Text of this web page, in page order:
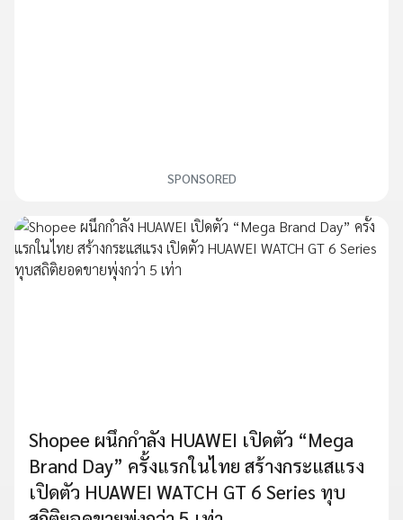
SPONSORED
Shopee ผนึกกำลัง HUAWEI เปิดตัว “Mega
Brand Day” ครั้งแรกในไทย สร้างกระแสแรง
เปิดตัว HUAWEI WATCH GT 6 Series ทุบ